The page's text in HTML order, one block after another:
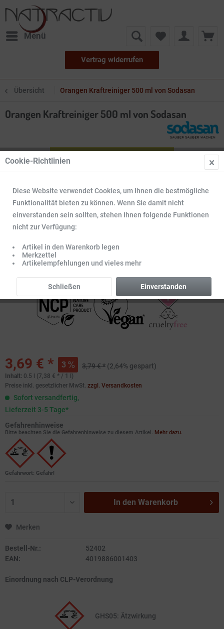
Menü
Vertrag widerrufen
Übersicht Orangen Kraftreiniger 500 ml von Sodasan
Orangen Kraftreiniger 500 ml von Sodasan
3,69 € * 3 3,79 € * (2,64% gespart)
Inhalt: 0.5 l (7,38 € * / 1 l)
Preise inkl. gesetzlicher MwSt. zzgl. Versandkosten
Sofort versandfertig,
Lieferzeit 3-5 Tage*
Gefahrenhinweise
Bitte beachten Sie die Gefahrenhinweise zu diesem Artikel. Mehr dazu.
Gefahrwort: Gefahr!
In den Warenkorb
Merken
Bestell-Nr.:
52402
EAN:
4019886001403
Einordnung nach CLP-Verordnung
GHS05: Ätzwirkung
Cookie-Richtlinien
Diese Website verwendet Cookies, um Ihnen die bestmögliche
Funktionalität bieten zu können. Wenn Sie damit nicht
einverstanden sein sollten, stehen Ihnen folgende Funktionen
nicht zur Verfügung:
Artikel in den Warenkorb legen
Merkzettel
Artikelempfehlungen und vieles mehr
Einverstanden
Schließen